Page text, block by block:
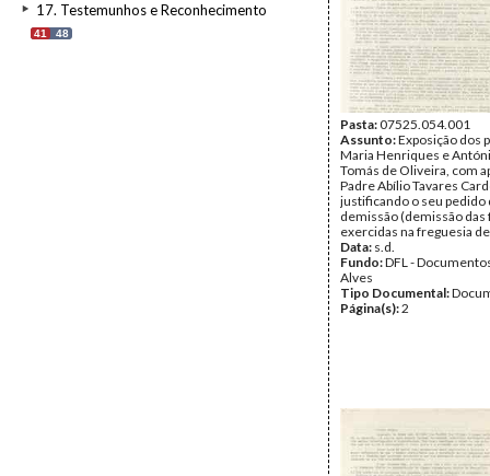
17. Testemunhos e Reconhecimento
41 48
Pasta:07525.054.001
Assunto:Exposição dos
Maria Henriques e
Tomás de Oliveira, com
Padre Abílio Tavares
justificando o seu pedido
demissão (demissão das
exercidas na freguesia
Data: s.d.
Fundo:DFL -
Alves
Tipo Documental:
Página(s):2